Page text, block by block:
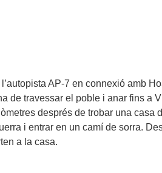
AP-7 en connexió amb
de travessar el poble i anar fins a
després de trobar una casa
i entrar en un camí de sorra.
a la casa.